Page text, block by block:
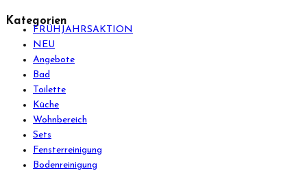
Kategorien
FRÜHJAHRSAKTION
NEU
Angebote
Bad
Toilette
Küche
Wohnbereich
Sets
Fensterreinigung
Bodenreinigung